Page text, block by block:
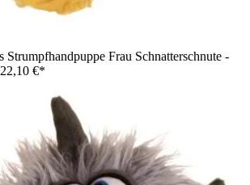
Strumpfhandpuppe Frau Schnatterschnute -
22,10 €*